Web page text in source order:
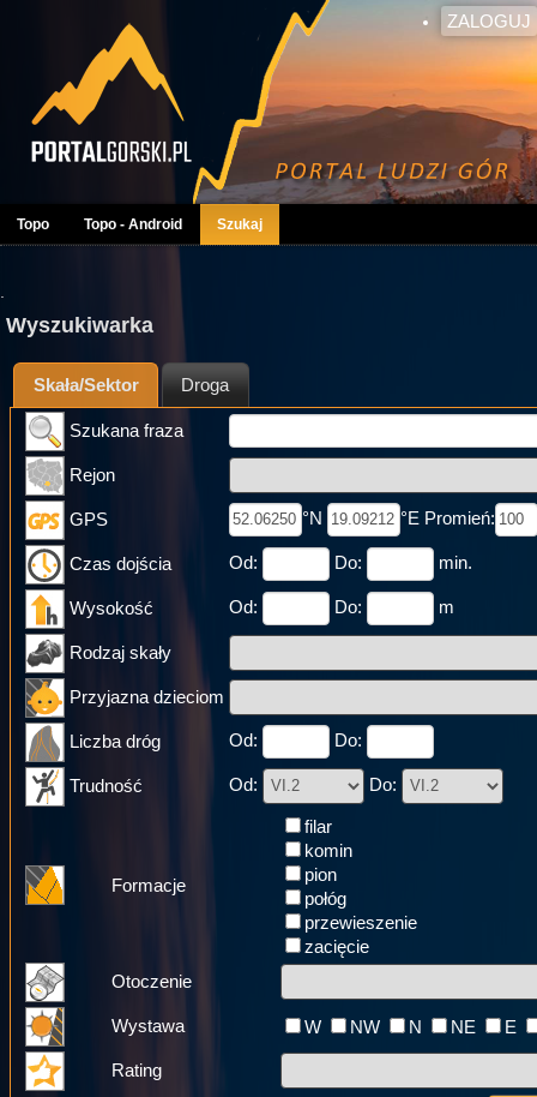
ZALOGUJ
Topo Topo - Android Szukaj
Wyszukiwarka
Skała/Sektor Droga
Szukana fraza
Rejon
GPS °N °E Promień:
Czas dojścia Od: Do: min.
Wysokość Od: Do: m
Rodzaj skały
Przyjazna dzieciom
Liczba dróg Od: Do:
Trudność Od: Do:
Formacje
filar
komin
pion
połóg
przewieszenie
zacięcie
Otoczenie
Wystawa W NW N NE E
Rating